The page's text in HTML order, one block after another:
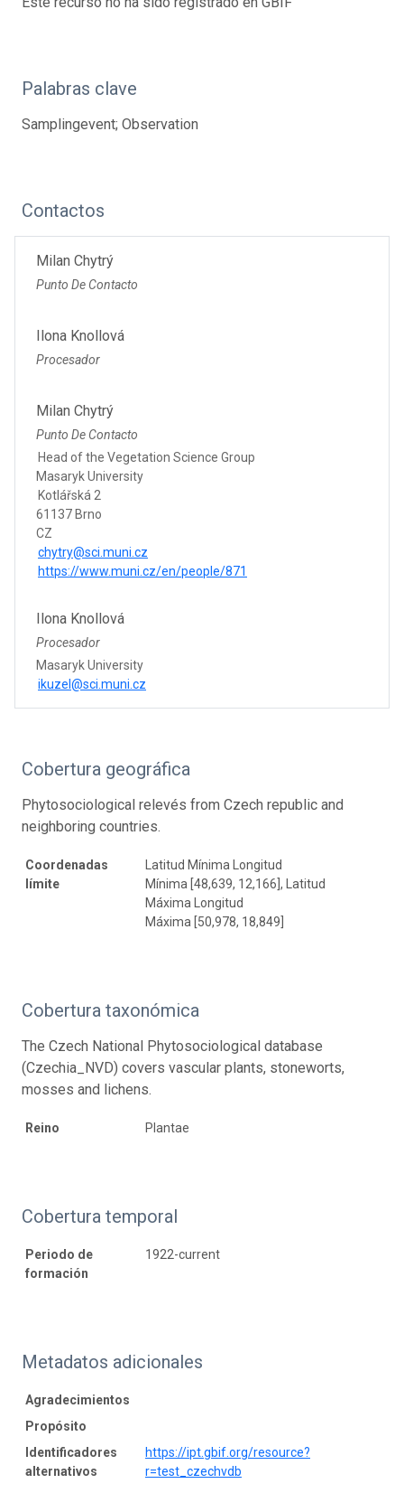
Palabras clave
Samplingevent; Observation
Contactos
Milan Chytrý
Punto De Contacto
Ilona Knollová
Procesador
Milan Chytrý
Punto De Contacto
Head of the Vegetation Science Group
Masaryk University
Kotlářská 2
61137 Brno
CZ
chytry@sci.muni.cz
https://www.muni.cz/en/people/871
Ilona Knollová
Procesador
Masaryk University
ikuzel@sci.muni.cz
Cobertura geográfica
Phytosociological relevés from Czech republic and
neighboring countries.
Coordenadas
límite
Latitud Mínima Longitud
Mínima [48,639, 12,166], Latitud
Máxima Longitud
Máxima [50,978, 18,849]
Cobertura taxonómica
The Czech National Phytosociological database
(Czechia_NVD) covers vascular plants, stoneworts,
mosses and lichens.
Reino Plantae
Cobertura temporal
Periodo de
formación
1922-current
Metadatos adicionales
Agradecimientos
Propósito
Identificadores
alternativos
https://ipt.gbif.org/resource?
r=test_czechvdb